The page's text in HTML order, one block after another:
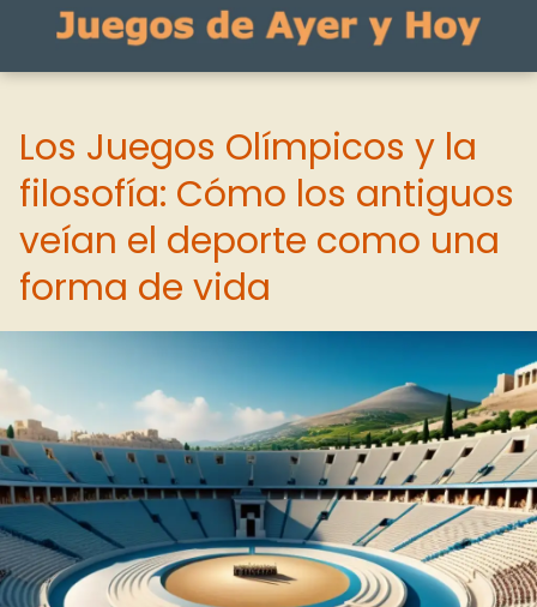
Los Juegos Olímpicos y la
filosofía: Cómo los antiguos
veían el deporte como una
forma de vida